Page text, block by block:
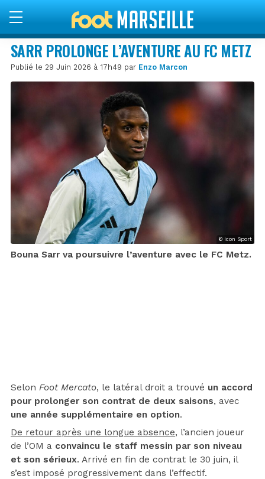
SARR PROLONGE L’AVENTURE AU FC METZ
Publié le 29 Juin 2026 à 17h49 par Enzo Marcon
© Icon Sport
Bouna Sarr va poursuivre l’aventure avec le FC Metz.
Selon Foot Mercato, le latéral droit a trouvé un accord
pour prolonger son contrat de deux saisons, avec
une année supplémentaire en option.
De retour après une longue absence, l’ancien joueur
de l’OM a convaincu le staff messin par son niveau
et son sérieux. Arrivé en fin de contrat le 30 juin, il
s’est imposé progressivement dans l’effectif.